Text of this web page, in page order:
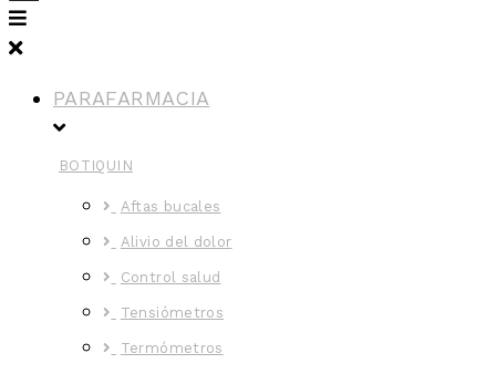
PARAFARMACIA
BOTIQUIN
Aftas bucales
Alivio del dolor
Control salud
Tensiómetros
Termómetros